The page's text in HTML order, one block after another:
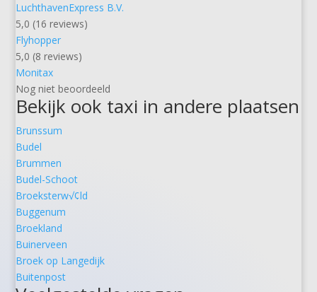
LuchthavenExpress B.V.
5,0 (16 reviews)
Flyhopper
5,0 (8 reviews)
Monitax
Nog niet beoordeeld
Bekijk ook taxi in andere plaatsen
Brunssum
Budel
Brummen
Budel-Schoot
Broeksterw√¢ld
Buggenum
Broekland
Buinerveen
Broek op Langedijk
Buitenpost